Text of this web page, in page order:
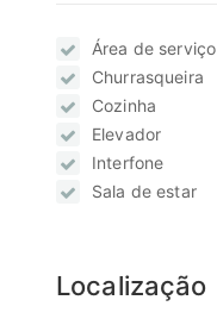
Área de serviço
Churrasqueira
Cozinha
Elevador
Interfone
Sala de estar
Localização